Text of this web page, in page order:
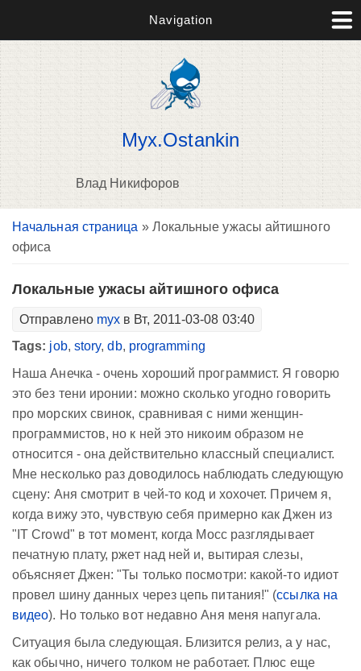
Navigation
Myx.Ostankin
Влад Никифоров
Вы здесь
Начальная страница » Локальные ужасы айтишного
офиса
Локальные ужасы айтишного офиса
Отправлено myx в Вт, 2011-03-08 03:40
Tags: job, story,db, programming
Наша Анечка - очень хороший программист. Я говорю
это без тени иронии: можно сколько угодно говорить
про морских свинок, сравнивая с ними женщин-
программистов, но к ней это никоим образом не
относится - она действительно классный специалист.
Мне несколько раз доводилось наблюдать следующую
сцену: Аня смотрит в чей-то код и хохочет. Причем я,
когда вижу это, чувствую себя примерно как Джен из
"IT Crowd" в тот момент, когда Мосс разглядывает
печатную плату, ржет над ней и, вытирая слезы,
объясняет Джен: "Ты только посмотри: какой-то идиот
провел шину данных через цепь питания!" (ссылка на
видео). Но только вот недавно Аня меня напугала.
Ситуация была следующая. Близится релиз, а у нас,
как обычно, ничего толком не работает. Плюс еще